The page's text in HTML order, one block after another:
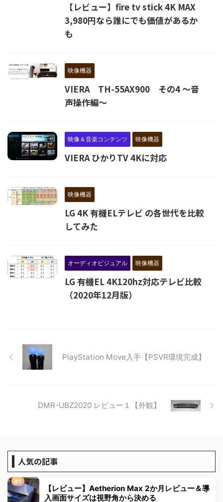
【レビュー】fire tv stick 4K MAX
3,980円なら誰にでも価値があるか
も
映像機器
VIERA TH-55AX900 その4 ～音
声操作編～
映像＆音楽コンテンツ 映像機器
VIERA ひかりTV 4Kに対応
映像機器
LG 4K 有機ELテレビ の各世代を比較
してみた
オーディオビジュアル 映像機器
LG 有機EL 4K120hz対応テレビ比較
（2020年12月版）
PlayStation Move入手【PSVR環境完成】
DMR-UBZ2020 レビュー１【外観】
人気の記事
【レビュー】Aetherion Max 2か月レビュー＆導
入画面サイズは視野角から決める